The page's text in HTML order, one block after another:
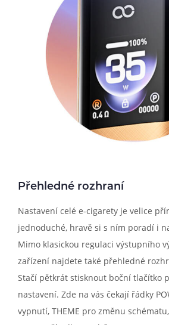
Přehledné rozhraní
Nastavení celé e-cigarety je velice
jednoduché, hravě si s ním poradí i
Mimo klasickou regulaci výstupního
zařízení najdete také přehledné
Stačí pětkrát stisknout boční tlačítko
nastavení. Zde na vás čekají řádky
vypnutí, THEME pro změnu schématu,